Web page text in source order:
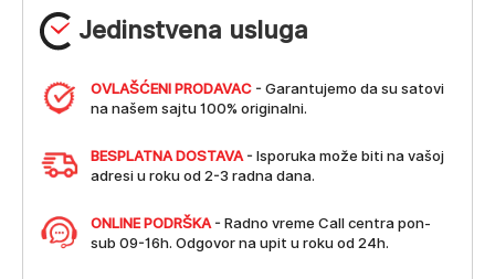
Jedinstvena usluga
OVLAŠĆENI PRODAVAC - Garantujemo da su satovi
na našem sajtu 100% originalni.
BESPLATNA DOSTAVA - Isporuka može biti na vašoj
adresi u roku od 2-3 radna dana.
ONLINE PODRŠKA - Radno vreme Call centra pon-
sub 09-16h. Odgovor na upit u roku od 24h.